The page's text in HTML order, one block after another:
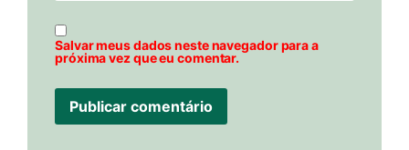
Salvar meus dados neste navegador para a
próxima vez que eu comentar.